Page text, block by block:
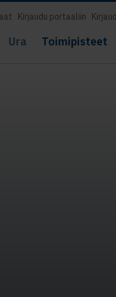
Ura Toimipisteet
Kirjaudu portaaliin